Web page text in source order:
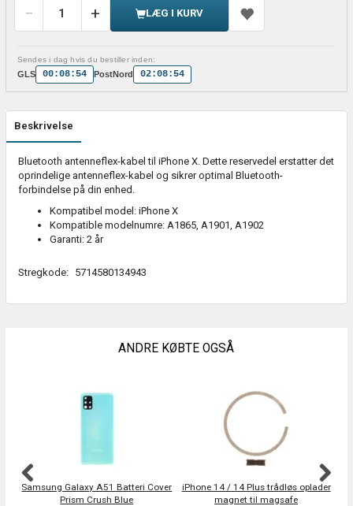
LÆG I KURV
Sendes i dag hvis du bestiller inden:
GLS 00:08:54 PostNord 02:08:54
Beskrivelse
Bluetooth antenneflex-kabel til iPhone X. Dette reservedel erstatter det
oprindelige antenneflex-kabel og sikrer optimal Bluetooth-
forbindelse på din enhed.
Kompatibel model: iPhone X
Kompatible modelnumre: A1865, A1901, A1902
Garanti: 2 år
Stregkode: 5714580134943
ANDRE KØBTE OGSÅ
Samsung Galaxy A51 Batteri Cover
Prism Crush Blue
iPhone 14 / 14 Plus trådløs oplader
magnet til magsafe